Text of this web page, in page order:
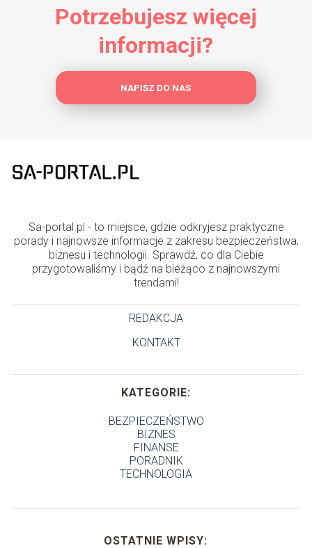
Potrzebujesz więcej
informacji?
NAPISZ DO NAS
Sa-portal.pl - to miejsce, gdzie odkryjesz praktyczne
porady i najnowsze informacje z zakresu bezpieczeństwa,
biznesu i technologii. Sprawdź, co dla Ciebie
przygotowaliśmy i bądź na bieżąco z najnowszymi
trendami!
REDAKCJA
KONTAKT
KATEGORIE:
BEZPIECZEŃSTWO
BIZNES
FINANSE
PORADNIK
TECHNOLOGIA
OSTATNIE WPISY: